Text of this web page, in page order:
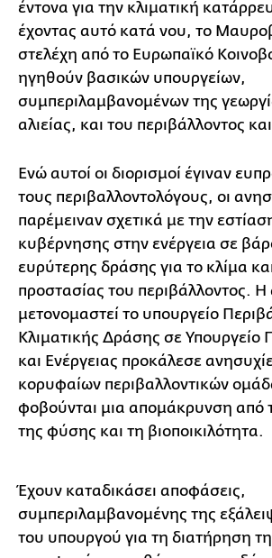
έντονα για την κλιματική
έχοντας αυτό κατά νου, το
στελέχη από το Ευρωπαϊκό
ηγηθούν βασικών υπουργείων,
συμπεριλαμβανομένων της
αλιείας, και του περιβάλλοντος
Ενώ αυτοί οι διορισμοί έγιναν
τους περιβαλλοντολόγους, οι
παρέμειναν σχετικά με την
κυβέρνησης στην ενέργεια σε
ευρύτερης δράσης για το κλίμα
προστασίας του περιβάλλοντος.
μετονομαστεί το υπουργείο
Κλιματικής Δράσης σε Υπουργείο
και Ενέργειας προκάλεσε
κορυφαίων περιβαλλοντικών
φοβούνται μια απομάκρυνση από
της φύσης και τη βιοποικιλότητα.
Έχουν καταδικάσει αποφάσεις,
συμπεριλαμβανομένης της
του υπουργού για τη διατήρηση